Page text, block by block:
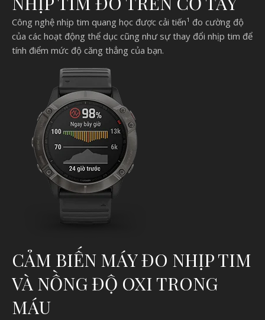
Công nghệ nhịp tim quang học được cải tiến¹ đo cường độ
của các hoạt động thể dục cũng như sự thay đổi nhịp tim để
tính điểm mức độ căng thẳng của bạn.
CẢM BIẾN MÁY ĐO NHỊP TIM
VÀ NỒNG ĐỘ OXI TRONG
MÁU